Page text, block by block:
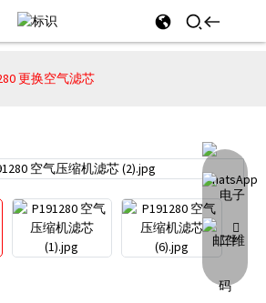
更换空气滤芯